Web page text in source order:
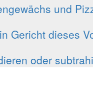
und
Gericht dieses
oder